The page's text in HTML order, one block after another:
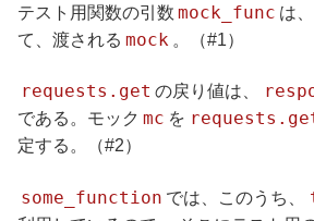
テスト用関数の引数 mock_func は、
て、渡される mock 。（#1）
requests.get の戻り値は、
である。モック mc を
定する。（#2）
some_function では、このうち、